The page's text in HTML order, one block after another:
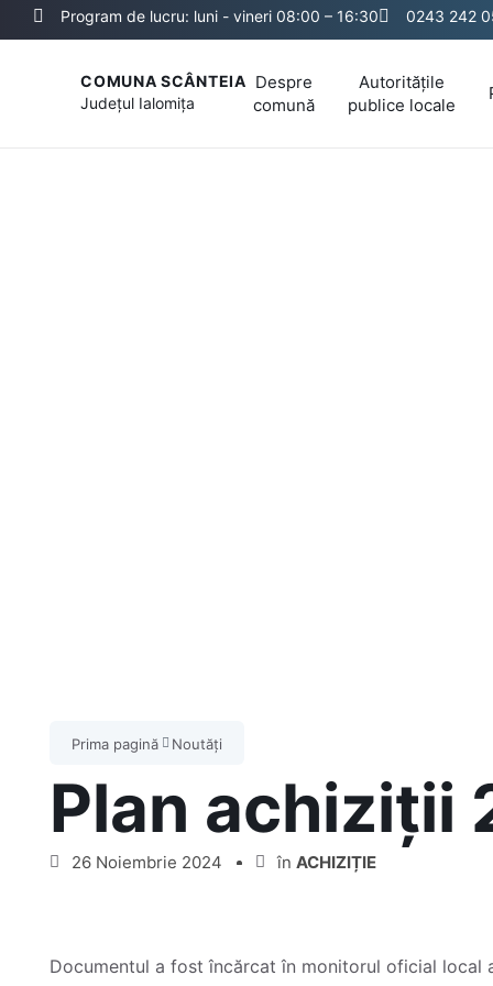
Program de lucru: luni - vineri 08:00 – 16:30 0243 242
COMUNA SCÂNTEIA
Județul Ialomița
Despre
comună
Autoritățile
publice locale
Prima pagină Noutăți
Plan achiziții
26 Noiembrie 2024 în ACHIZIȚIE
Documentul a fost încărcat în monitorul oficial local